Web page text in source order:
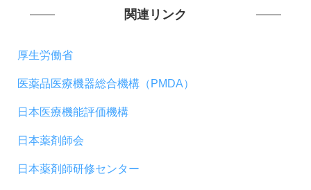
関連リンク
厚生労働省
医薬品医療機器総合機構（PMDA）
日本医療機能評価機構
日本薬剤師会
日本薬剤師研修センター